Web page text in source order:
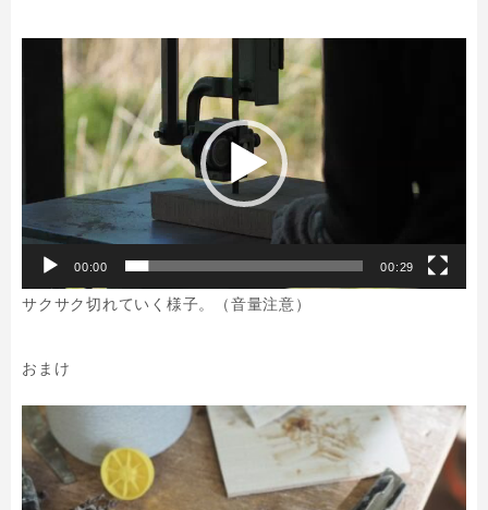
ヤ
ー
00:00 00:29
サクサク切れていく様子。（音量注意）
おまけ